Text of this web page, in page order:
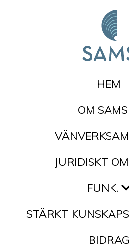
HEM
OM
JURIDISKT
FUNK.
STÄRKT
BIDRAG